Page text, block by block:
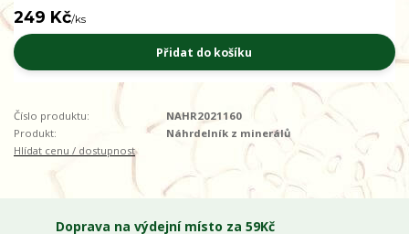
249 Kč/ks
Přidat do košíku
Číslo produktu:
NAHR2021160
Produkt:
Náhrdelník z minerálů
Hlídat cenu / dostupnost
Doprava na výdejní místo za 59Kč